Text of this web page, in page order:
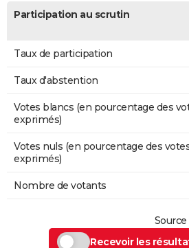
Participation au scrutin
Taux de participation
Taux d'abstention
Votes blancs (en pourcentage des
exprimés)
Votes nuls (en pourcentage des
exprimés)
Nombre de votants
Source
Recevoir les